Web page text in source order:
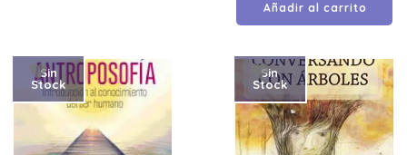
Añadir al carrito
Sin
Stock
Sin
Stock